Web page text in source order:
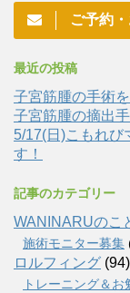
ご予約
最近の投稿
子宮筋腫の手術
子宮筋腫の摘出
5/17(日)こもれ
す！
記事のカテゴリー
WANINARUのこ
施術モニター募集
ロルフィング (94)
トレーニング＆お